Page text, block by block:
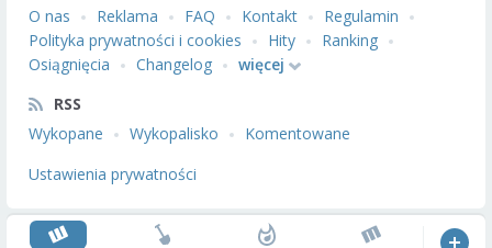
O nas
Reklama FAQ Kontakt
Regulamin
Polityka prywatności i cookies
Hity
Ranking
Osiągnięcia
Changelog
więcej
RSS
Wykopane
Wykopalisko
Komentowane
Ustawienia prywatności